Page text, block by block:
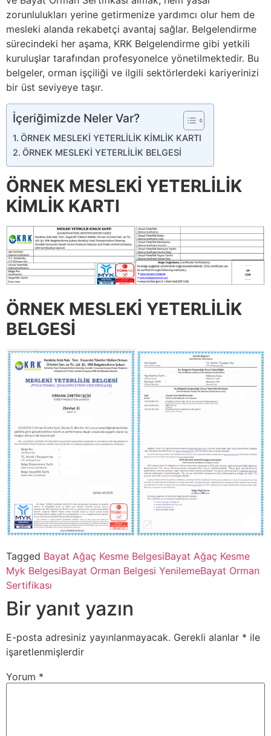
zorunlulukları yerine getirmenize yardımcı olur hem de
mesleki alanda rekabetçi avantaj sağlar. Belgelendirme
sürecindeki her aşama, KRK Belgelendirme gibi yetkili
kuruluşlar tarafından profesyonelce yönetilmektedir. Bu
belgeler, orman işçiliği ve ilgili sektörlerdeki kariyerinizi
bir üst seviyeye taşır.
İçeriğimizde Neler Var?
ÖRNEK MESLEKİ YETERLİLİK KİMLİK KARTI
ÖRNEK MESLEKİ YETERLİLİK BELGESİ
ÖRNEK MESLEKİ YETERLİLİK
KİMLİK KARTI
ÖRNEK MESLEKİ YETERLİLİK
BELGESİ
Tagged Bayat Ağaç Kesme BelgesiBayat Ağaç Kesme
Myk BelgesiBayat Orman Belgesi YenilemeBayat Orman
Sertifikası
Bir yanıt yazın
E-posta adresiniz yayınlanmayacak. Gerekli alanlar * ile
işaretlenmişlerdir
Yorum *